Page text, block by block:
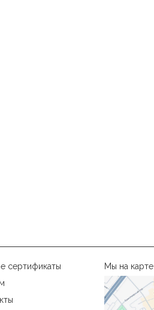
Мы на карте
сертификаты